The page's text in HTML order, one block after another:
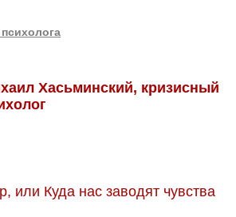
Хасьминский, кризисный
или Куда нас заводят чувства